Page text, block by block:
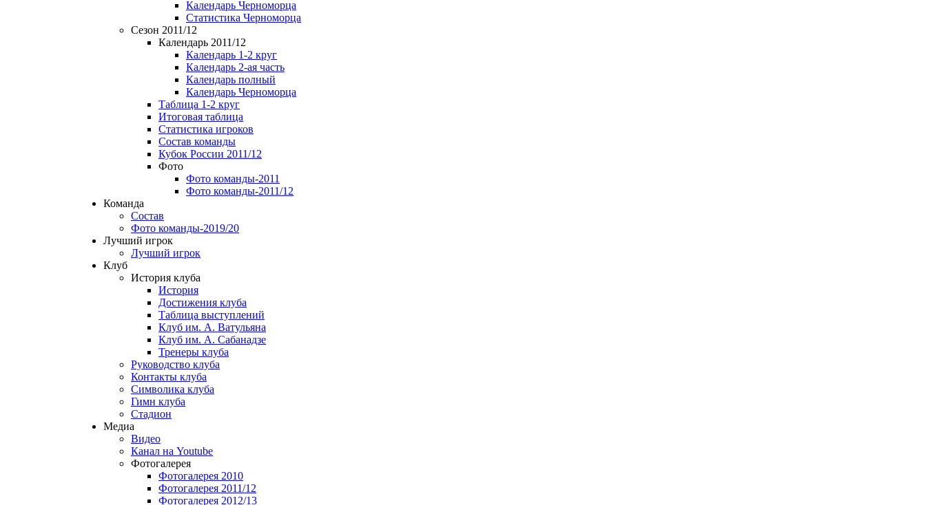
Календарь Черноморца
Статистика Черноморца
Сезон 2011/12
Календарь 2011/12
Календарь 1-2 круг
Календарь 2-ая часть
Календарь полный
Календарь Черноморца
Таблица 1-2 круг
Итоговая таблица
Статистика игроков
Состав команды
Кубок России 2011/12
Фото
Фото команды-2011
Фото команды-2011/12
Команда
Состав
Фото команды-2019/20
Лучший игрок
Лучший игрок
Клуб
История клуба
История
Достижения клуба
Таблица выступлений
Клуб им. А. Ватульяна
Клуб им. А. Сабанадзе
Тренеры клуба
Руководство клуба
Контакты клуба
Символика клуба
Гимн клуба
Стадион
Медиа
Видео
Канал на Youtube
Фотогалерея
Фотогалерея 2010
Фотогалерея 2011/12
Фотогалерея 2012/13